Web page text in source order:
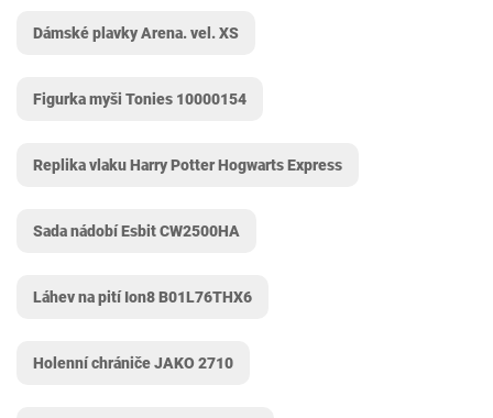
Dámské plavky Arena. vel. XS
Figurka myši Tonies 10000154
Replika vlaku Harry Potter Hogwarts Express
Sada nádobí Esbit ‎CW2500HA
Láhev na pití Ion8 B01L76THX6
Holenní chrániče JAKO 2710